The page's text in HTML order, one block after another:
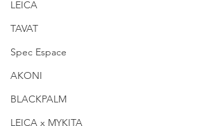
LEICA
TAVAT
Spec Espace
AKONI
BLACKPALM
LEICA x MYKITA